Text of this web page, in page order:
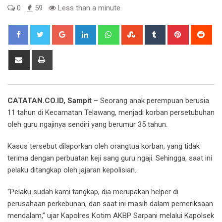
0 59 Less than a minute
Google+ LinkedIn WhatsappStumbleUpon
Tumblr Pinterest
Share
CATATAN.CO.ID, Sampit – Seorang anak perempuan berusia
11 tahun di Kecamatan Telawang, menjadi korban persetubuhan
oleh guru ngajinya sendiri yang berumur 35 tahun.
Kasus tersebut dilaporkan oleh orangtua korban, yang tidak
terima dengan perbuatan keji sang guru ngaji. Sehingga, saat ini
pelaku ditangkap oleh jajaran kepolisian.
“Pelaku sudah kami tangkap, dia merupakan helper di
perusahaan perkebunan, dan saat ini masih dalam pemeriksaan
mendalam,” ujar Kapolres Kotim AKBP Sarpani melalui Kapolsek